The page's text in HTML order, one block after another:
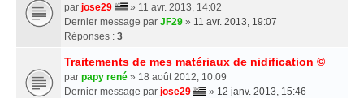
par jose29
» 11 avr. 2013, 14:02
Dernier message par JF29 » 11 avr. 2013, 19:07
Réponses : 3
Traitements de mes matériaux de nidification ©
par papy rené » 18 août 2012, 10:09
Dernier message par jose29 » 12 janv. 2013, 15:46